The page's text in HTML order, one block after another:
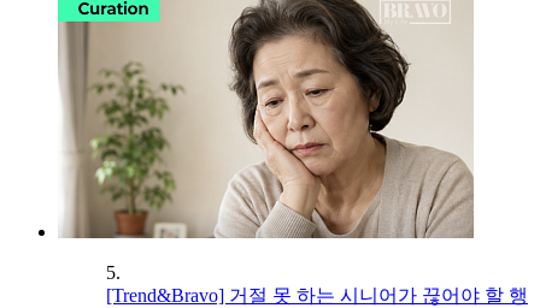
5.
[Trend&Bravo] 거절 못 하는 시니어가 끊어야 할 행